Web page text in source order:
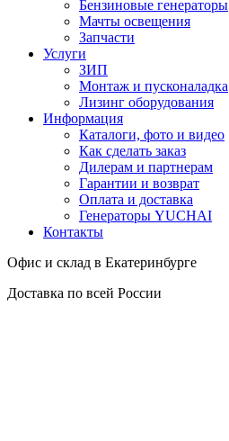
Бензиновые генераторы
Мачты освещения
Запчасти
Услуги
ЗИП
Монтаж и пусконаладка
Лизинг оборудования
Информация
Каталоги, фото и видео
Как сделать заказ
Дилерам и партнерам
Гарантии и возврат
Оплата и доставка
Генераторы YUCHAI
Контакты
Офис и склад в Екатеринбурге
Доставка по всей России